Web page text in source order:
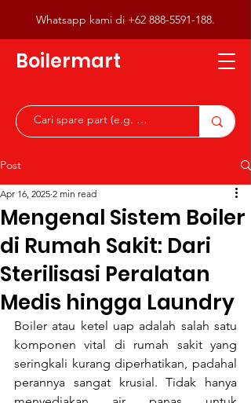
Whatsapp kami di +62 888-5591-188.
Boilermart
Post
Mengenal Sistem Boiler
di Rumah Sakit: Dari
Sterilisasi Peralatan
Medis hingga Laundry
Apr 16, 2025 2 min read
Boiler atau ketel uap adalah salah satu
komponen vital di rumah sakit yang
seringkali kurang diperhatikan, padahal
perannya sangat krusial. Tidak hanya